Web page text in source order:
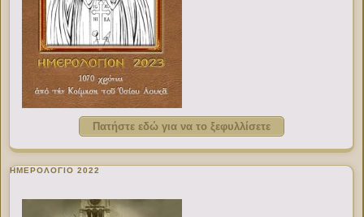
Πατήστε εδώ για να το ξεφυλλίσετε
ΗΜΕΡΟΛΟΓΙΟ 2022